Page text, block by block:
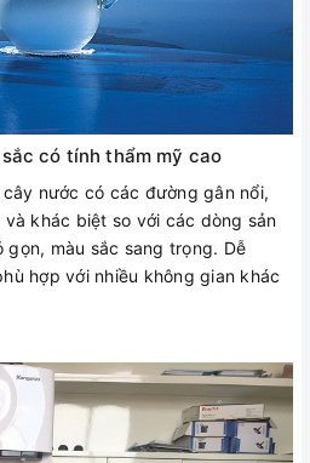
có tính thẩm mỹ cao
nước có các đường gân nổi,
khác biệt so với các dòng sản
gọn, màu sắc sang trọng. Dễ
hợp với nhiều không gian khác